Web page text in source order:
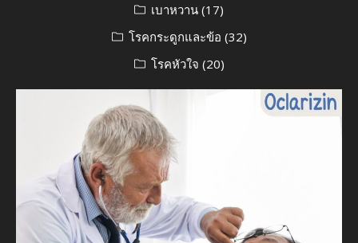
เบาหวาน (17)
โรคกระดูกและข้อ (32)
โรคหัวใจ (20)